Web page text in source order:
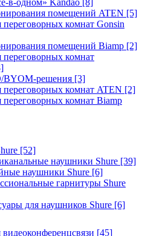
в-одном» Kandao [8]
помещений ATEN [5]
комнат Gonsin
помещений Biamp [2]
переговорных комнат
BYOM-решения [3]
переговорных комнат ATEN [2]
переговорных комнат Biamp
[52]
наушники Shure [39]
наушники Shure [6]
гарнитуры Shure
для наушников Shure [6]
[45]